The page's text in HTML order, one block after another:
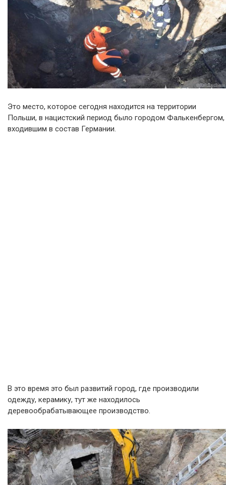
Это место, которое сегодня находится на территории
Польши, в нацистский период было городом Фалькенбергом,
входившим в состав Германии.
В это время это был развитий город, где производили
одежду, керамику, тут же находилось
деревообрабатывающее производство.